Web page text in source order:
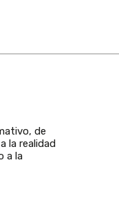
de
la realidad
a la